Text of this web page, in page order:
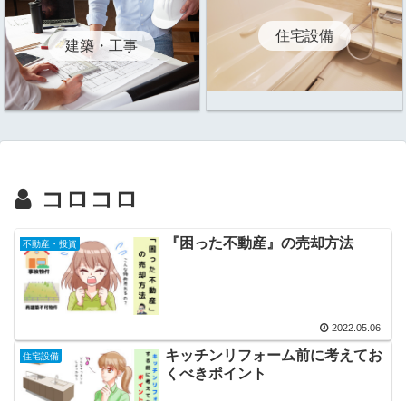
建築・工事
住宅設備
コロコロ
不動産・投資 『困った不動産』の売却方法
2022.05.06
住宅設備
キッチンリフォーム前に考えてお
くべきポイント